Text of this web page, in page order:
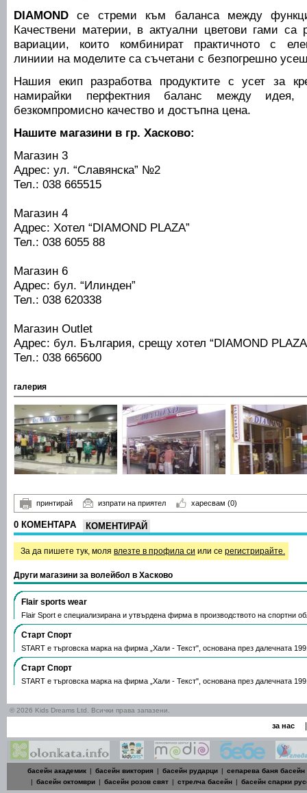
DIAMOND се стреми към баланса между
Качествени материи, в актуални цветови гами са
вариации, които комбинират практичното с
линиии на моделите са съчетани с безпогрешно
Нашия екип разработва продуктите с усет за
намирайки перфектния баланс между идея,
безкомпромисно качество и достъпна цена.
Нашите магазини в гр. Хасково:
Магазин 3
Адрес: ул. “Славянска” №2
Тел.: 038 665515
Магазин 4
Адрес: Хотел “DIAMOND PLAZA”
Тел.: 038 6055 88
Магазин 6
Адрес: бул. “Илинден”
Тел.: 038 620338
Магазин Outlet
Адрес: бул. България, срещу хотел “DIAMOND
Тел.: 038 665600
галерия
принтирай изпрати на приятел харесвам (0)
0 КОМЕНТАРА КОМЕНТИРАЙ
За да пишете тук, моля влезте в профила си или се регистрирайте.
Други магазини за волейбол в Хасково
Flair sports wear
Flair Sport е специализирана и утвърдена фирма в производството на спортни
Старт Спорт
START е търговска марка на фирма „Хали - Текст", основана през далечната
Старт Спорт
START е търговска марка на фирма „Хали - Текст", основана през далечната
© 2026 Kids Dreams Ltd. Всички права запазени.
за нас
басейн академик басейн виктория басейн рударци
сепарева баня басейн
басейн октомври басейн розов свят стрелча басейн басейн спарки